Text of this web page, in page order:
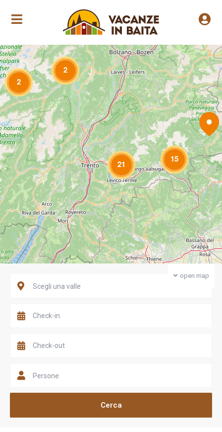
2
2
21 15
Loading Maps
open map
Scegli una valle
Persone